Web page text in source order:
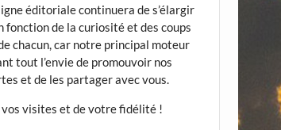
éditoriale continuera de s’élargir
fonction de la curiosité et des coups
chacun, car notre principal moteur
tout l’envie de promouvoir nos
et de les partager avec vous.
visites et de votre fidélité !